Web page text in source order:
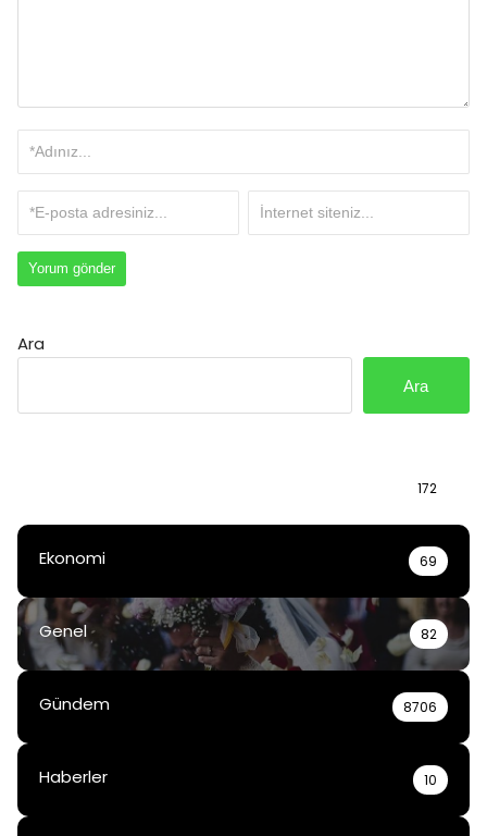
Ara
Ara
172
Ekonomi 69
Genel 82
Gündem 8706
Haberler 10